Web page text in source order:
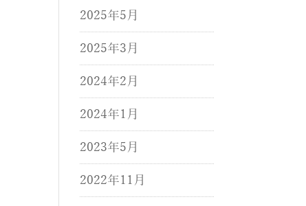
2025年5月
2025年3月
2024年2月
2024年1月
2023年5月
2022年11月